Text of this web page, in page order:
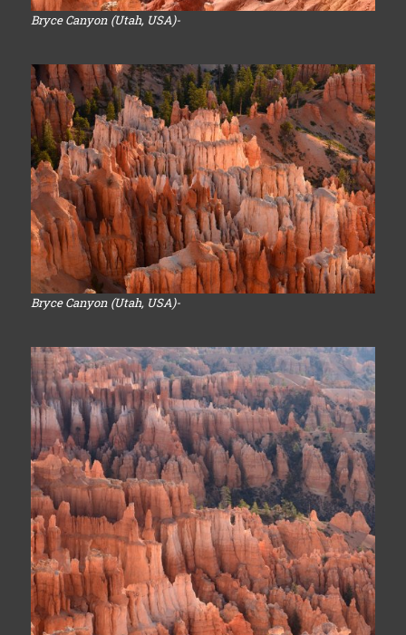
Bryce Canyon (Utah, USA)-
Bryce Canyon (Utah, USA)-